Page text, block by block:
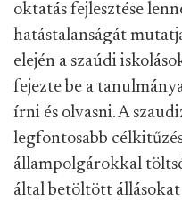
oktatás fejlesztése
hatástalanságát
elején a szaúdi
fejezte be a
írni és olvasni. A
legfontosabb
állampolgárokkal
által betöltött